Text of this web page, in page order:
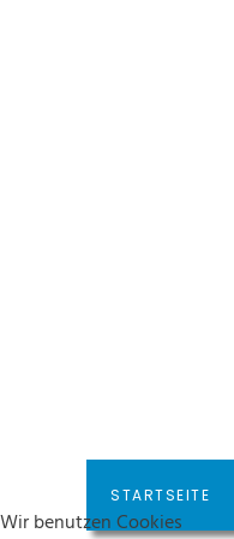
STARTSEITE
Wir benutzen Cookies